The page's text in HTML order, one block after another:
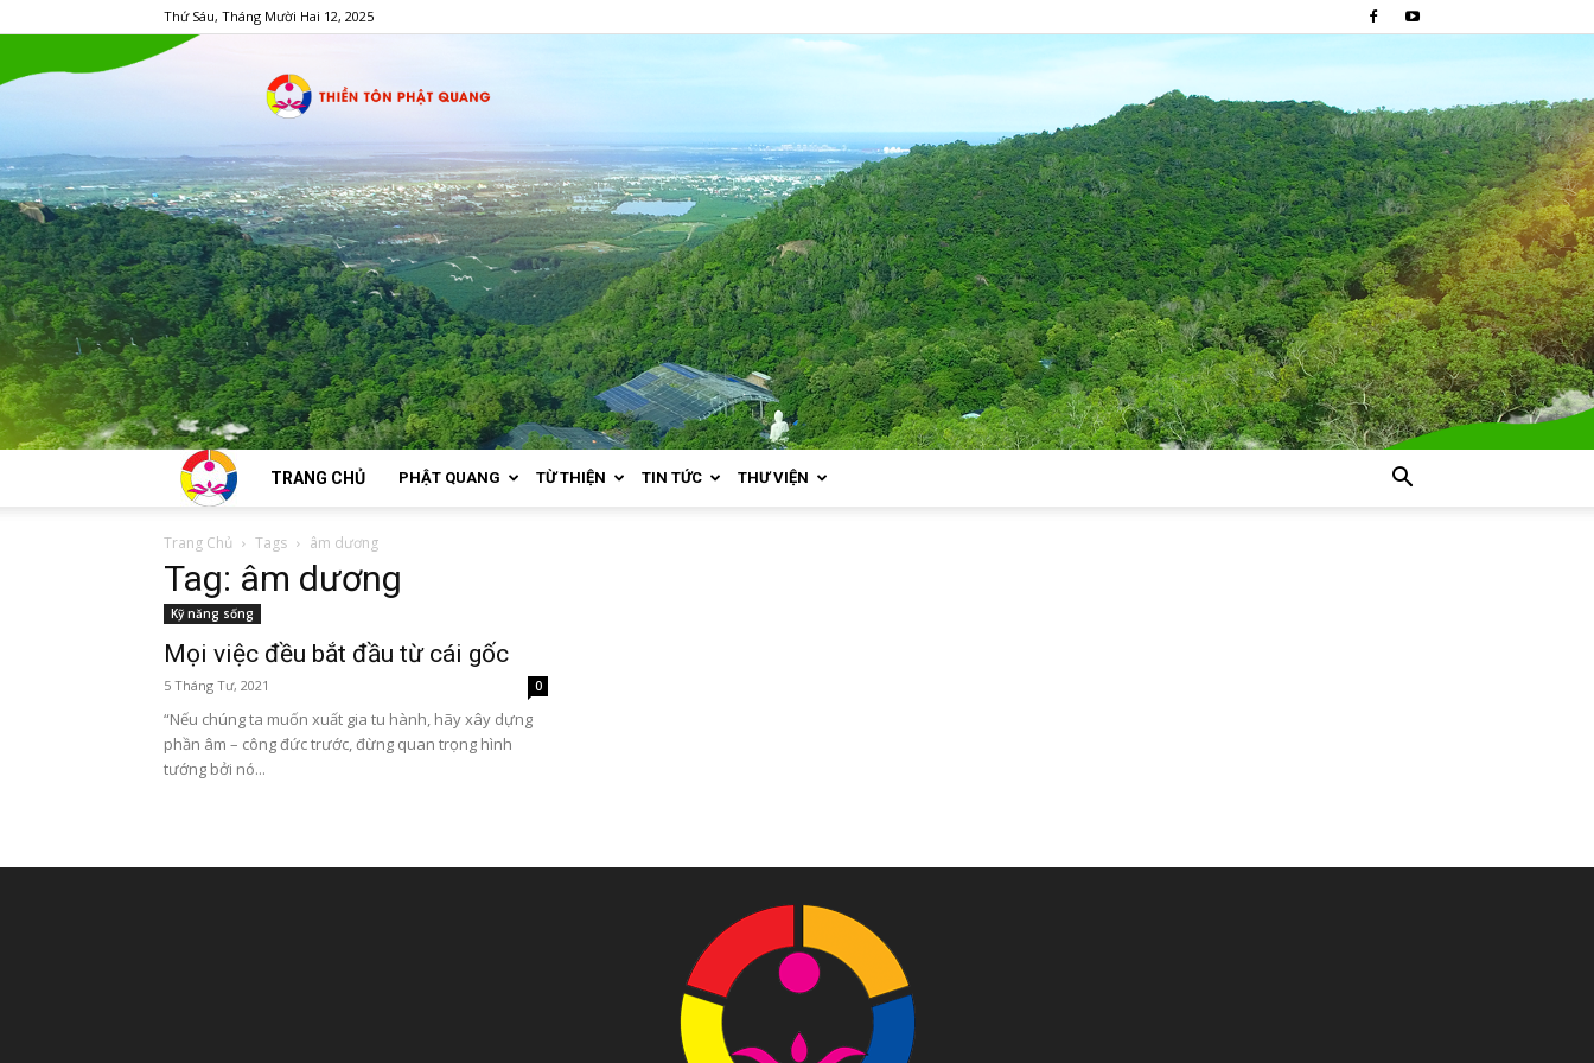
Thứ Sáu, Tháng Mười Hai 12, 2025
Quang
TRANG CHỦ PHẬT QUANG TỪ THIỆN TIN TỨC THƯ VIỆN
Trang Chủ Tags âm dương
Tag: âm dương
Kỹ năng sống
Mọi việc đều bắt đầu từ cái gốc
5 Tháng Tư, 2021 0
“Nếu chúng ta muốn xuất gia tu hành, hãy xây dựng
phần âm – công đức trước, đừng quan trọng hình
tướng bởi nó...